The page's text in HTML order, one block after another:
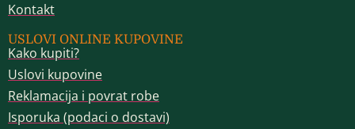
Kontakt
USLOVI ONLINE KUPOVINE
Kako kupiti?
Uslovi kupovine
Reklamacija i povrat robe
Isporuka (podaci o dostavi)